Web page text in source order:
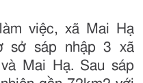
việc, xã Mai Hạ
sở sáp nhập 3 xã
Mai Hạ. Sau sáp